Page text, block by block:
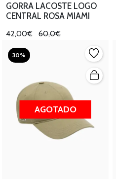
GORRA LACOSTE LOGO
CENTRAL ROSA MIAMI
42,00€ 60,0€
30%
AGOTADO